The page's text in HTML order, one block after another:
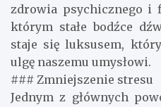
zdrowia psychicznego i
którym stałe bodźce
staje się luksusem,
ulgę naszemu umysłowi.
### Zmniejszenie stresu
Jednym z głównych